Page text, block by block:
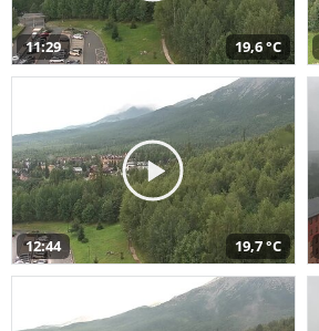
11:29 19,6 °C
12:44 19,7 °C